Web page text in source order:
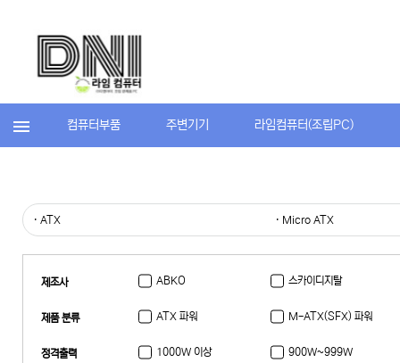
컴퓨터부품 주변기기 라임컴퓨터(조립PC)
· ATX · Micro ATX
제조사 ABKO 스카이디지탈
제품 분류 ATX 파워 M-ATX(SFX) 파워
정격출력 1000W 이상 900W~999W